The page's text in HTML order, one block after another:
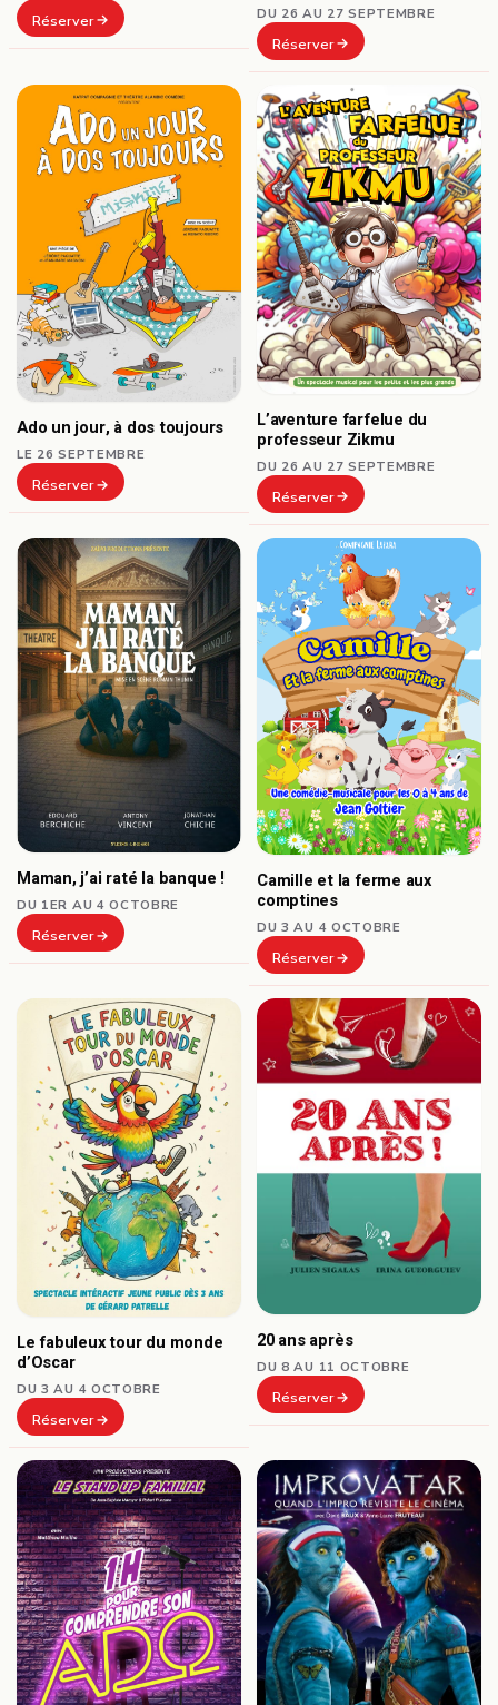
Réserver DU 26 AU 27 SEPTEMBRE
Réserver
Ado un jour, à dos toujours
LE 26 SEPTEMBRE
Réserver
L’aventure farfelue du
professeur Zikmu
DU 26 AU 27 SEPTEMBRE
Réserver
Maman, j’ai raté la banque !
DU 1ER AU 4 OCTOBRE
Réserver
Camille et la ferme aux
comptines
DU 3 AU 4 OCTOBRE
Réserver
Le fabuleux tour du monde
d’Oscar
DU 3 AU 4 OCTOBRE
Réserver
20 ans après
DU 8 AU 11 OCTOBRE
Réserver